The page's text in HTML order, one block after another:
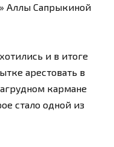
Аллы Сапрыкиной
и в итоге
арестовать в
кармане
стало одной из